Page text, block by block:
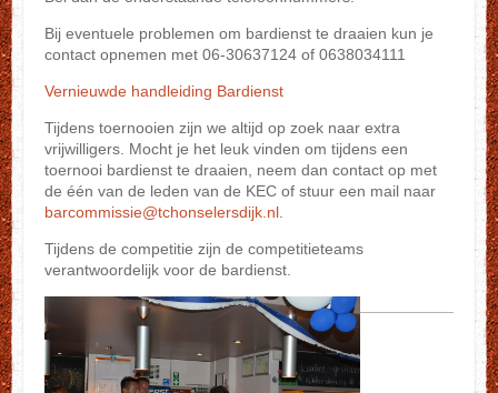
Bij eventuele problemen om bardienst te draaien kun je
contact opnemen met 06-30637124 of 0638034111
Vernieuwde handleiding Bardienst
Tijdens toernooien zijn we altijd op zoek naar extra
vrijwilligers. Mocht je het leuk vinden om tijdens een
toernooi bardienst te draaien, neem dan contact op met
de één van de leden van de KEC of stuur een mail naar
barcommissie@tchonselersdijk.nl.
Tijdens de competitie zijn de competitieteams
verantwoordelijk voor de bardienst.